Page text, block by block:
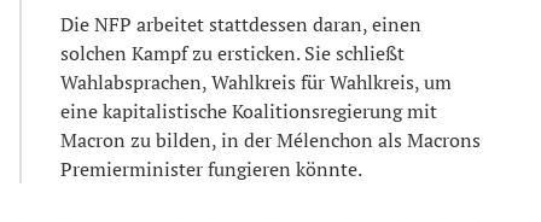
Die NFP arbeitet stattdessen daran, einen
solchen Kampf zu ersticken. Sie schließt
Wahlabsprachen, Wahlkreis für Wahlkreis, um
eine kapitalistische Koalitionsregierung mit
Macron zu bilden, in der Mélenchon als Macrons
Premierminister fungieren könnte.